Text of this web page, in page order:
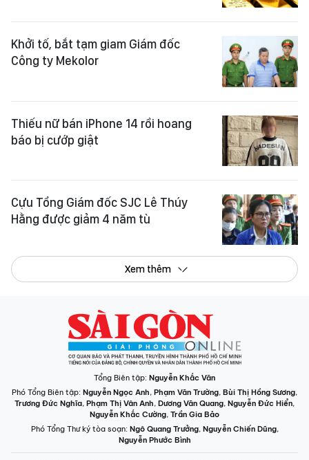
Khởi tố, bắt tạm giam Giám đốc
Công ty Mekolor
Thiếu nữ bán iPhone 14 rồi hoang
báo bị cướp giật
Cựu Tổng Giám đốc SJC Lê Thúy
Hằng được giảm 4 năm tù
Xem thêm
Tổng Biên tập: Nguyễn Khắc Văn
Phó Tổng Biên tập: Nguyễn Ngọc Anh, Phạm Văn Trường, Bùi Thị Hồng Sương,
Trương Đức Nghĩa, Phạm Thị Vân Anh, Dương Văn Quang, Nguyễn Đức Hiển,
Nguyễn Khắc Cường, Trần Gia Bảo
Phó Tổng Thư ký tòa soạn: Ngô Quang Trưởng, Nguyễn Chiến Dũng,
Nguyễn Phước Bình